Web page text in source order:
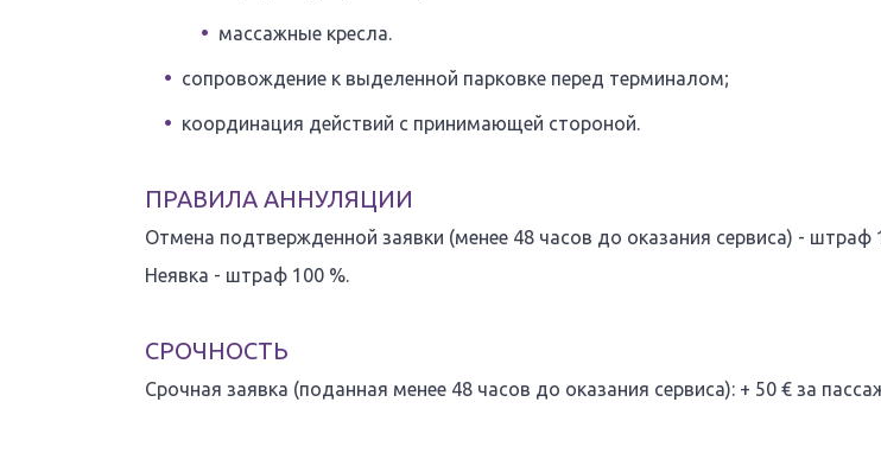
массажные кресла.
сопровождение к выделенной парковке перед терминалом;
координация действий с принимающей стороной.
ПРАВИЛА АННУЛЯЦИИ
Отмена подтвержденной заявки (менее 48 часов до оказания сервиса) - штраф
Неявка - штраф 100 %.
СРОЧНОСТЬ
Срочная заявка (поданная менее 48 часов до оказания сервиса): + 50 € за